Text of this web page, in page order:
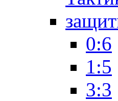
0:6
1:5
3:3